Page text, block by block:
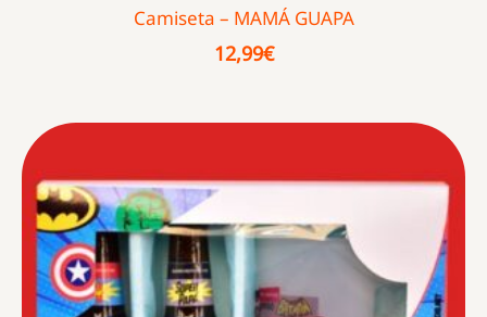
Camiseta – MAMÁ GUAPA
12,99€